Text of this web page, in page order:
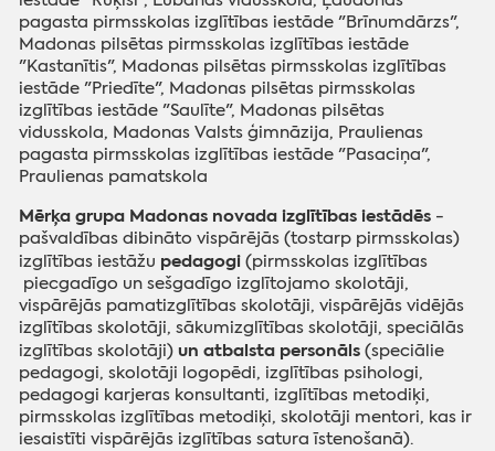
pagasta pirmsskolas izglītības iestāde "Brīnumdārzs",
Madonas pilsētas pirmsskolas izglītības iestāde
"Kastanītis", Madonas pilsētas pirmsskolas izglītības
iestāde "Priedīte", Madonas pilsētas pirmsskolas
izglītības iestāde "Saulīte", Madonas pilsētas
vidusskola, Madonas Valsts ģimnāzija, Praulienas
pagasta pirmsskolas izglītības iestāde "Pasaciņa",
Praulienas pamatskola
Mērķa grupa Madonas novada izglītības iestādēs -
pašvaldības dibināto vispārējās (tostarp pirmsskolas)
izglītības iestāžu pedagogi (pirmsskolas izglītības
piecgadīgo un sešgadīgo izglītojamo skolotāji,
vispārējās pamatizglītības skolotāji, vispārējās vidējās
izglītības skolotāji, sākumizglītības skolotāji, speciālās
izglītības skolotāji)un atbalsta personāls (speciālie
pedagogi, skolotāji logopēdi, izglītības psihologi,
pedagogi karjeras konsultanti, izglītības metodiķi,
pirmsskolas izglītības metodiķi, skolotāji mentori, kas ir
iesaistīti vispārējās izglītības satura īstenošanā).